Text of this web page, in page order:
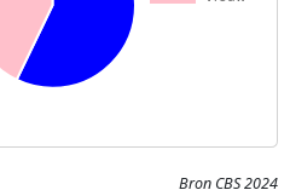
Bron CBS 2024